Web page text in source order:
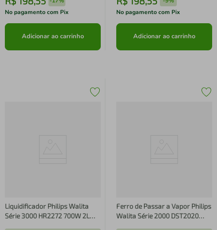
No pagamento com Pix
Adicionar ao carrinho
No pagamento com Pix
Adicionar ao carrinho
Liquidificador Philips Walita
Série 3000 HR2272 700W 2L
Ferro de Passar a Vapor Philips
Walita Série 2000 DST2020